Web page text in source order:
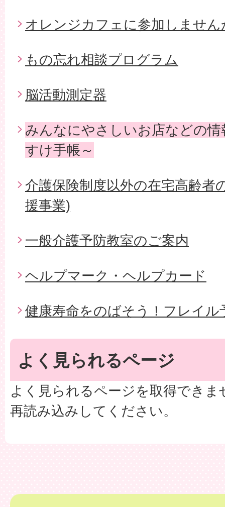
オレンジカフェに参加しません
もの忘れ相談プログラム
脳活動測定器
みんなにやさしいお店などの
すけ手帳～
介護保険制度以外の在宅高齢者
援事業)
一般介護予防教室のご案内
ヘルプマーク・ヘルプカード
健康寿命をのばそう！フレイル
よく見られるページ
よく見られるページを取得できま
再読み込みしてください。